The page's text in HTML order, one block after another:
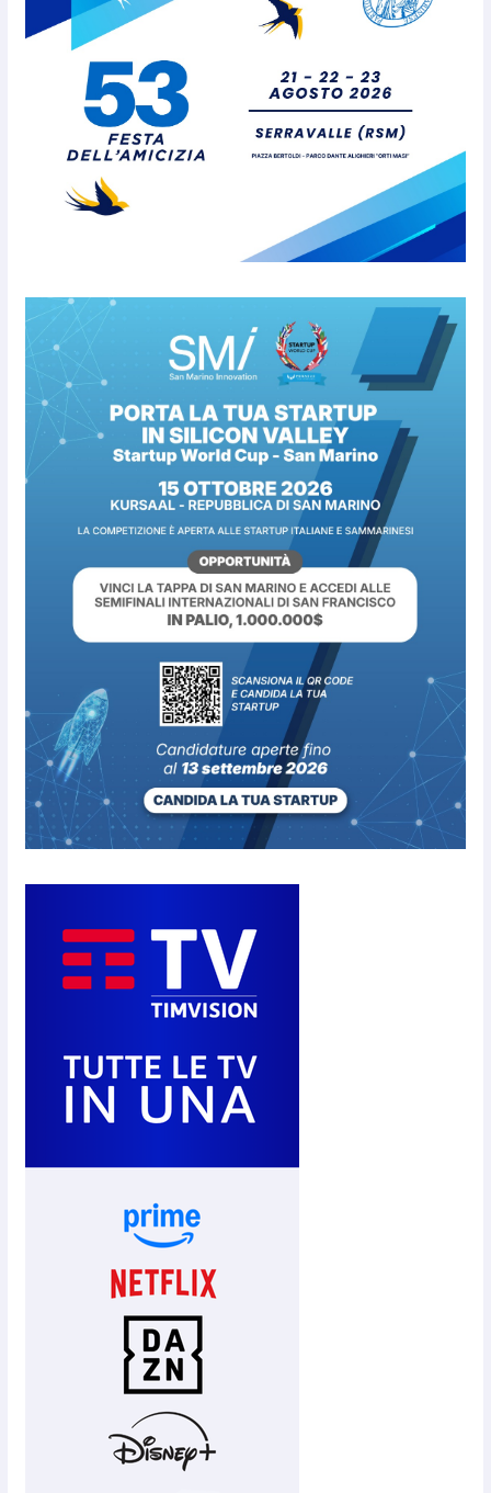
aggregate alla Prima Squadra
San Marino. “Cena Tramonto &
Live” una serata di
divertimento, arte, buona
cucina e solidarietà, a Faetano.
Con la firma e la regia di
8 Agosto 2026